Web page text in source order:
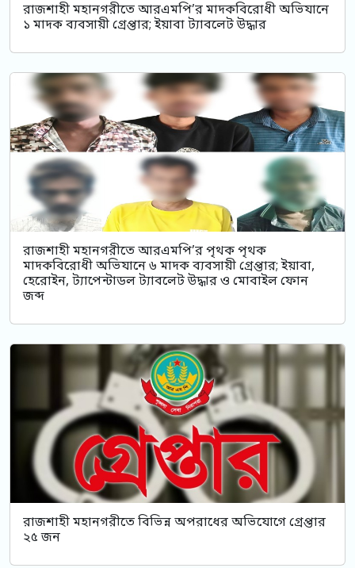
রাজশাহী মহানগরীতে আরএমপি’র মাদকবিরোধী অভিযানে
১ মাদক ব্যবসায়ী গ্রেপ্তার; ইয়াবা ট্যাবলেট উদ্ধার
রাজশাহী মহানগরীতে আরএমপি’র পৃথক পৃথক
মাদকবিরোধী অভিযানে ৬ মাদক ব্যবসায়ী গ্রেপ্তার; ইয়াবা,
হেরোইন, ট্যাপেন্টাডল ট্যাবলেট উদ্ধার ও মোবাইল ফোন
জব্দ
রাজশাহী মহানগরীতে বিভিন্ন অপরাধের অভিযোগে গ্রেপ্তার
২৫ জন